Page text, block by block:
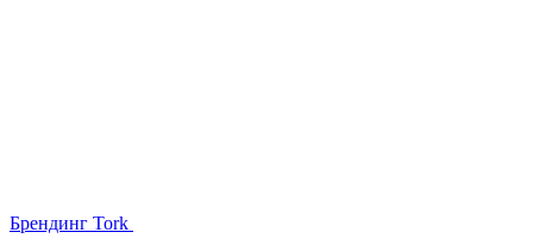
Брендинг Tork